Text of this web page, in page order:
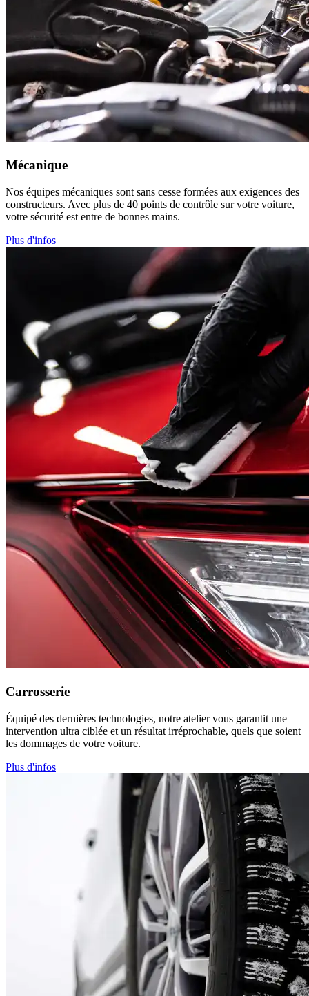
Mécanique
Nos équipes mécaniques sont sans cesse formées aux exigences des
constructeurs. Avec plus de 40 points de contrôle sur votre voiture,
votre sécurité est entre de bonnes mains.
Plus d'infos
Carrosserie
Équipé des dernières technologies, notre atelier vous garantit une
intervention ultra ciblée et un résultat irréprochable, quels que soient
les dommages de votre voiture.
Plus d'infos